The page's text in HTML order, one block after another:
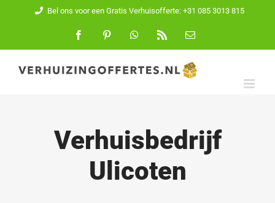
inhoud
Bel ons voor een Gratis Verhuisofferte: +31 085 3013 815
FacebookPinterest WhatsApp
E-
Verhuisbedrijf
Ulicoten